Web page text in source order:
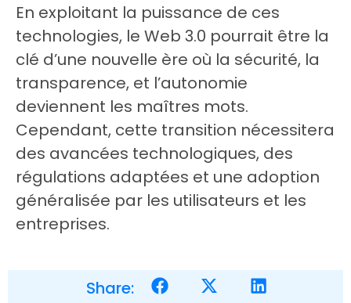
En exploitant la puissance de ces
technologies, le Web 3.0 pourrait être la
clé d’une nouvelle ère où la sécurité, la
transparence, et l’autonomie
deviennent les maîtres mots.
Cependant, cette transition nécessitera
des avancées technologiques, des
régulations adaptées et une adoption
généralisée par les utilisateurs et les
entreprises.
Share: